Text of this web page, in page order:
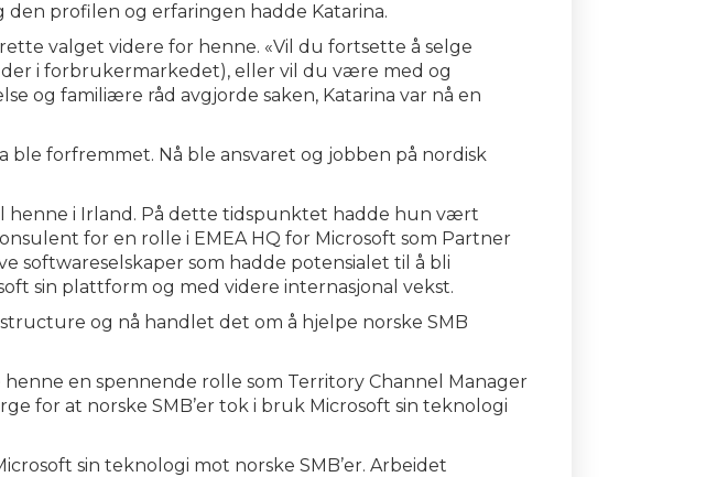
den profilen og erfaringen hadde Katarina.
valget videre for henne. «Vil du fortsette å selge
i forbrukermarkedet), eller vil du være med og
og familiære råd avgjorde saken, Katarina var nå en
forfremmet. Nå ble ansvaret og jobben på nordisk
henne i Irland. På dette tidspunktet hadde hun vært
for en rolle i EMEA HQ for Microsoft som Partner
softwareselskaper som hadde potensialet til å bli
sin plattform og med videre internasjonal vekst.
og nå handlet det om å hjelpe norske SMB
en spennende rolle som Territory Channel Manager
for at norske SMB’er tok i bruk Microsoft sin teknologi
sin teknologi mot norske SMB’er. Arbeidet